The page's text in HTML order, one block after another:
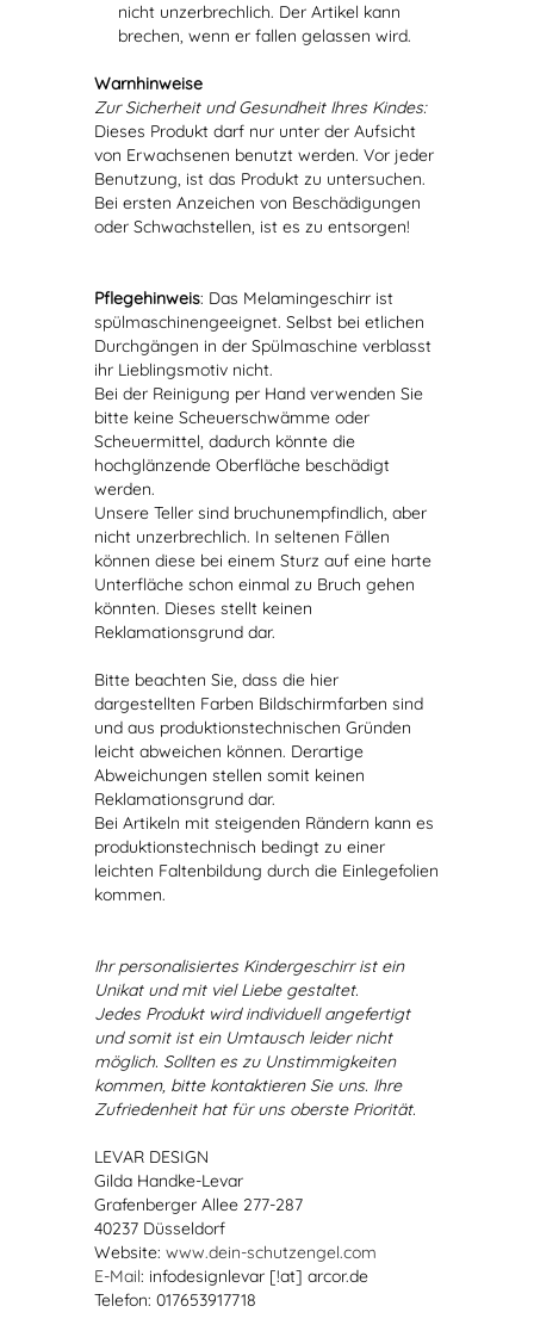
nicht unzerbrechlich. Der Artikel kann
brechen, wenn er fallen gelassen wird.
Warnhinweise
Zur Sicherheit und Gesundheit Ihres Kindes:
Dieses Produkt darf nur unter der Aufsicht
von Erwachsenen benutzt werden. Vor jeder
Benutzung, ist das Produkt zu untersuchen.
Bei ersten Anzeichen von Beschädigungen
oder Schwachstellen, ist es zu entsorgen!
Pflegehinweis: Das Melamingeschirr ist
spülmaschinengeeignet. Selbst bei etlichen
Durchgängen in der Spülmaschine verblasst
ihr Lieblingsmotiv nicht.
Bei der Reinigung per Hand verwenden Sie
bitte keine Scheuerschwämme oder
Scheuermittel, dadurch könnte die
hochglänzende Oberfläche beschädigt
werden.
Unsere Teller sind bruchunempfindlich, aber
nicht unzerbrechlich. In seltenen Fällen
können diese bei einem Sturz auf eine harte
Unterfläche schon einmal zu Bruch gehen
könnten. Dieses stellt keinen
Reklamationsgrund dar.
Bitte beachten Sie, dass die hier
dargestellten Farben Bildschirmfarben sind
und aus produktionstechnischen Gründen
leicht abweichen können. Derartige
Abweichungen stellen somit keinen
Reklamationsgrund dar.
Bei Artikeln mit steigenden Rändern kann es
produktionstechnisch bedingt zu einer
leichten Faltenbildung durch die Einlegefolien
kommen.
Ihr personalisiertes Kindergeschirr ist ein
Unikat und mit viel Liebe gestaltet.
Jedes Produkt wird individuell angefertigt
und somit ist ein Umtausch leider nicht
möglich. Sollten es zu Unstimmigkeiten
kommen, bitte kontaktieren Sie uns. Ihre
Zufriedenheit hat für uns oberste Priorität.
LEVAR DESIGN
Gilda Handke-Levar
Grafenberger Allee 277-287
40237 Düsseldorf
Website: www.dein-schutzengel.com
E-Mail: infodesignlevar [!at] arcor.de
Telefon: 017653917718